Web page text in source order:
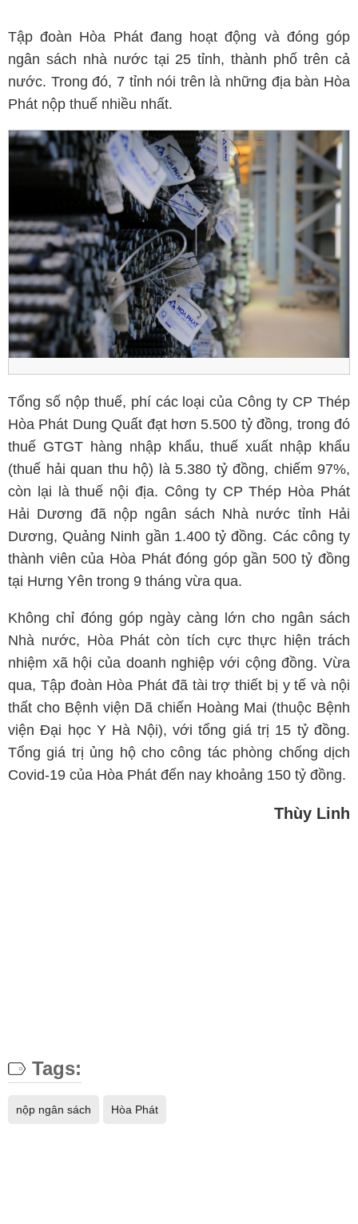
Tập đoàn Hòa Phát đang hoạt động và đóng góp
ngân sách nhà nước tại 25 tỉnh, thành phố trên cả
nước. Trong đó, 7 tỉnh nói trên là những địa bàn Hòa
Phát nộp thuế nhiều nhất.
Tổng số nộp thuế, phí các loại của Công ty CP Thép
Hòa Phát Dung Quất đạt hơn 5.500 tỷ đồng, trong đó
thuế GTGT hàng nhập khẩu, thuế xuất nhập khẩu
(thuế hải quan thu hộ) là 5.380 tỷ đồng, chiếm 97%,
còn lại là thuế nội địa. Công ty CP Thép Hòa Phát
Hải Dương đã nộp ngân sách Nhà nước tỉnh Hải
Dương, Quảng Ninh gần 1.400 tỷ đồng. Các công ty
thành viên của Hòa Phát đóng góp gần 500 tỷ đồng
tại Hưng Yên trong 9 tháng vừa qua.
Không chỉ đóng góp ngày càng lớn cho ngân sách
Nhà nước, Hòa Phát còn tích cực thực hiện trách
nhiệm xã hội của doanh nghiệp với cộng đồng. Vừa
qua, Tập đoàn Hòa Phát đã tài trợ thiết bị y tế và nội
thất cho Bệnh viện Dã chiến Hoàng Mai (thuộc Bệnh
viện Đại học Y Hà Nội), với tổng giá trị 15 tỷ đồng.
Tổng giá trị ủng hộ cho công tác phòng chống dịch
Covid-19 của Hòa Phát đến nay khoảng 150 tỷ đồng.
Thùy Linh
Tags:
nộp ngân sách Hòa Phát